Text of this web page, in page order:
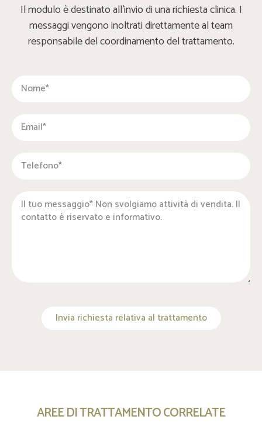
Il modulo è destinato all’invio di una richiesta clinica. I
messaggi vengono inoltrati direttamente al team
responsabile del coordinamento del trattamento.
Invia richiesta relativa al trattamento
AREE DI TRATTAMENTO CORRELATE